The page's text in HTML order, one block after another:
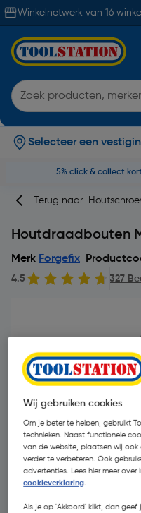
Winkelnetwerk van 16 winkels
Selecteer een
5% click & collect
Terug naar
Houtdraadbouten
Merk Forgefix
4.5 327
Wij gebruiken cookies
Om je beter te helpen, gebruikt
technieken. Naast functionele
van de website, plaatsen wij
verder te verbeteren. Ook
advertenties. Lees hier meer over
cookieverklaring.
Als je op 'Akkoord' klikt, dan